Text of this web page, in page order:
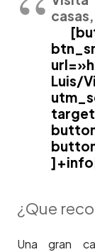
Luis/
¿Que
Una gran